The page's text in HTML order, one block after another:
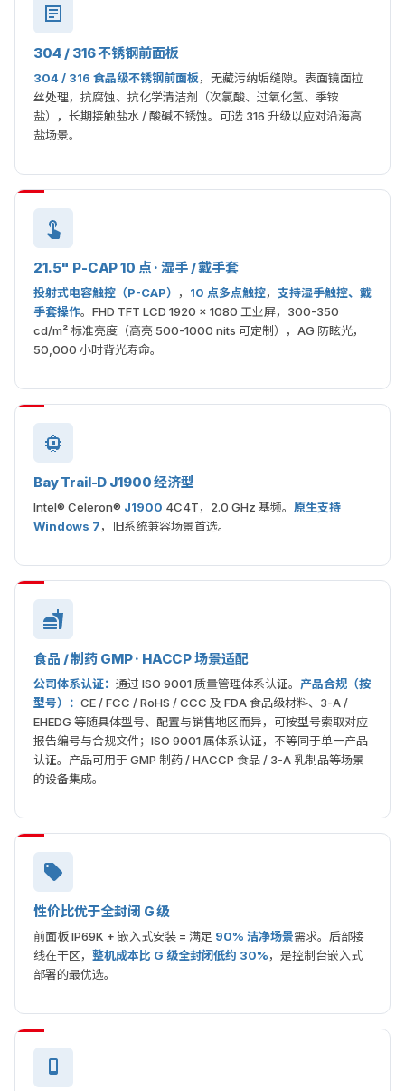
304 / 316 不锈钢前面板
304 / 316 食品级不锈钢前面板，无藏污纳垢缝隙。表面镜面拉
丝处理，抗腐蚀、抗化学清洁剂（次氯酸、过氧化氢、季铵
盐），长期接触盐水 / 酸碱不锈蚀。可选 316 升级以应对沿海高
盐场景。
21.5" P-CAP 10 点 · 湿手 / 戴手套
投射式电容触控（P-CAP） ， 10 点多点触控， 支持湿手触控、戴
手套操作。FHD TFT LCD 1920 × 1080 工业屏，300-350
cd/m² 标准亮度（高亮 500-1000 nits 可定制），AG 防眩光，
50,000 小时背光寿命。
Bay Trail-D J1900 经济型
Intel® Celeron® J1900 4C4T，2.0 GHz 基频。 原生支持
Windows 7，旧系统兼容场景首选。
食品 / 制药 GMP · HACCP 场景适配
公司体系认证： 通过 ISO 9001 质量管理体系认证。 产品合规（按
型号）： CE / FCC / RoHS / CCC 及 FDA 食品级材料、3-A /
EHEDG 等随具体型号、配置与销售地区而异，可按型号索取对应
报告编号与合规文件；ISO 9001 属体系认证，不等同于单一产品
认证。产品可用于 GMP 制药 / HACCP 食品 / 3-A 乳制品等场景
的设备集成。
性价比优于全封闭 G 级
前面板 IP69K + 嵌入式安装 = 满足 90% 洁净场景需求。后部接
线在干区， 整机成本比 G 级全封闭低约 30%，是控制台嵌入式
部署的最优选。